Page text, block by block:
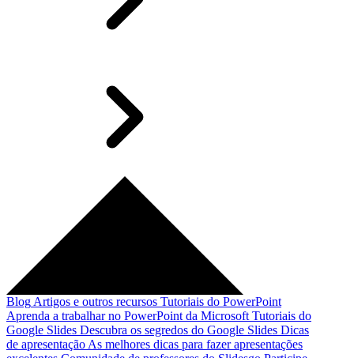
Blog Artigos e outros recursos Tutoriais do PowerPoint
Aprenda a trabalhar no PowerPoint da Microsoft Tutoriais do
Google Slides Descubra os segredos do Google Slides Dicas
de apresentação As melhores dicas para fazer apresentações